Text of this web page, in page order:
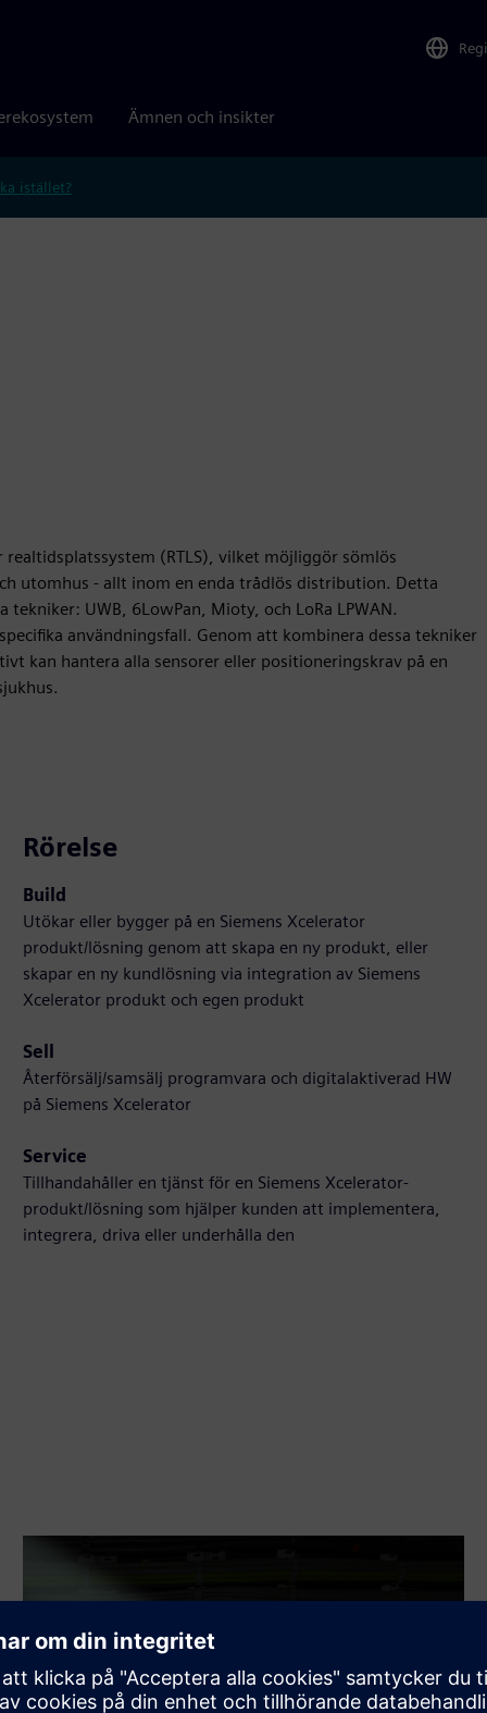
Ämnen och insikter
istället?
(RTLS), vilket möjliggör sömlös
utomhus - allt inom en enda trådlös distribution. Detta
UWB, 6LowPan, Mioty, och LoRa LPWAN.
användningsfall. Genom att kombinera dessa tekniker
kan hantera alla sensorer eller positioneringskrav på en
Rörelse
Build
Utökar eller bygger på en Siemens Xcelerator
produkt/lösning genom att skapa en ny produkt, eller
skapar en ny kundlösning via integration av Siemens
Xcelerator produkt och egen produkt
Sell
Återförsälj/samsälj programvara och digitalaktiverad HW
på Siemens Xcelerator
Service
Tillhandahåller en tjänst för en Siemens Xcelerator-
produkt/lösning som hjälper kunden att implementera,
integrera, driva eller underhålla den